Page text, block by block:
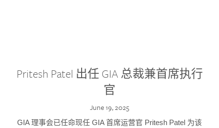
Pritesh Patel 出任 GIA 总裁兼首席执行
官
June 19, 2025
GIA 理事会已任命现任 GIA 首席运营官 Pritesh Patel 为该